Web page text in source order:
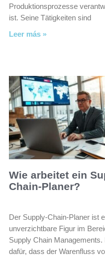
Produktionsprozesse
ist. Seine Tätigkeiten sind
Leer más »
Wie arbeitet ein
Chain-Planer?
Der Supply-Chain-Planer ist
unverzichtbare Figur im
Supply Chain Managements.
dafür, dass der Warenfluss